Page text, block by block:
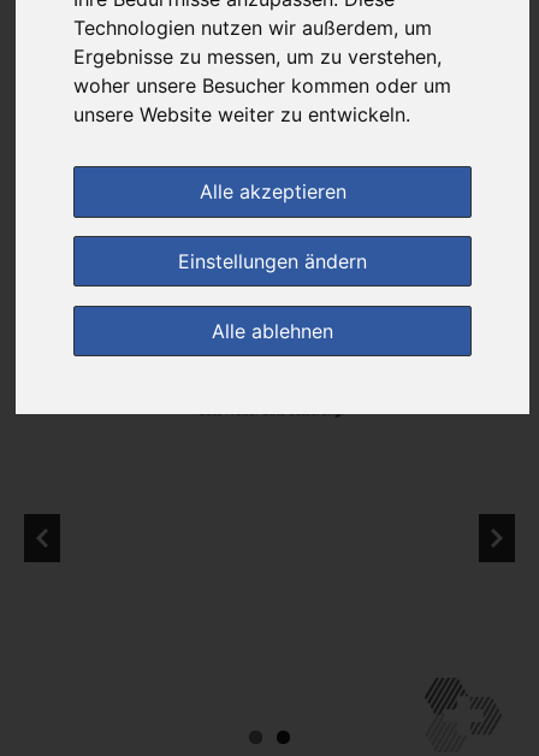
Technologien nutzen wir außerdem, um
Ergebnisse zu messen, um zu verstehen,
woher unsere Besucher kommen oder um
unsere Website weiter zu entwickeln.
Alle akzeptieren
Einstellungen ändern
Alle ablehnen
Preis pro 1 ML / 0,27 €
Daten vom 08.08.2026 21:06 Uhr
(0) Jetzt bewerten!
im Shop bestellen
zur Einkaufsliste